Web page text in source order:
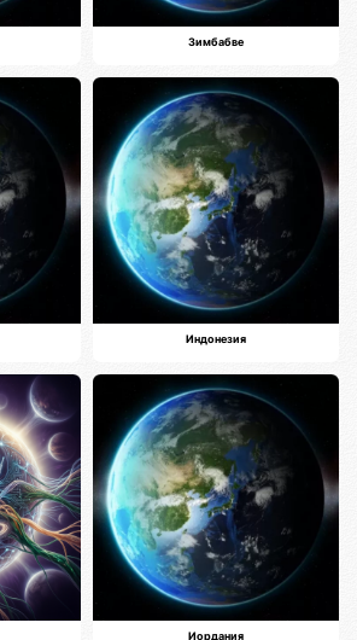
Зимбабве
Индонезия
Иордания